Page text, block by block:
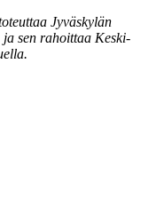
Jyväskylän
sen rahoittaa Keski-